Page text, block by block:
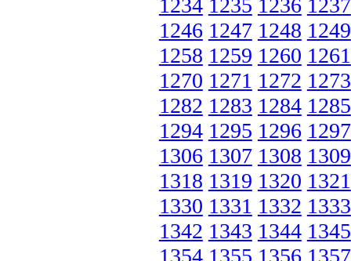
1234 1235 1236 1237
1246 1247 1248 1249
1258 1259 1260 1261
1270 1271 1272 1273
1282 1283 1284 1285
1294 1295 1296 1297
1306 1307 1308 1309
1318 1319 1320 1321
1330 1331 1332 1333
1342 1343 1344 1345
1354 1355 1356 1357